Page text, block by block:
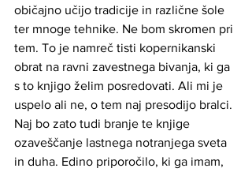
običajno učijo tradicije in različne šole
ter mnoge tehnike. Ne bom skromen pri
tem. To je namreč tisti kopernikanski
obrat na ravni zavestnega bivanja, ki ga
s to knjigo želim posredovati. Ali mi je
uspelo ali ne, o tem naj presodijo bralci.
Naj bo zato tudi branje te knjige
ozaveščanje lastnega notranjega sveta
in duha. Edino priporočilo, ki ga imam,